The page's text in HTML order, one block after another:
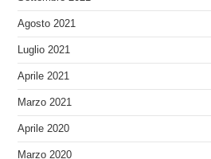
Agosto 2021
Luglio 2021
Aprile 2021
Marzo 2021
Aprile 2020
Marzo 2020